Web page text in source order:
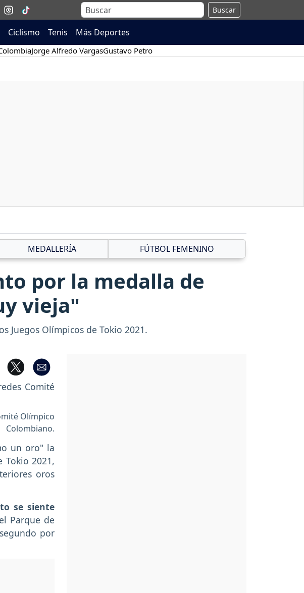
Buscar
Ciclismo Tenis Más Deportes
Jorge Alfredo VargasGustavo Petro
MEDALLERÍA FÚTBOL FEMENINO
por la medalla de
vieja"
Juegos Olímpicos de Tokio 2021.
Olímpico
Colombiano.
un oro" la
Tokio 2021,
oros
se siente
Parque de
por